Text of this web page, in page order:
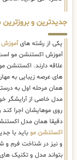
همان مرحله اول به
مدل خاصی از
روی موهایشان اجرا کند
دقیقا همان مدل
اکستنشن موباید با
و نیز در شناخت فرم و
بتواند مدل و تکنیک
به این مهارت ها و
در دوره های آموزش
قاهره به درستی آموزش
دوره های تخصص و دوره
اکستنشن مو در قاهره
یک
اکستنشن مو به